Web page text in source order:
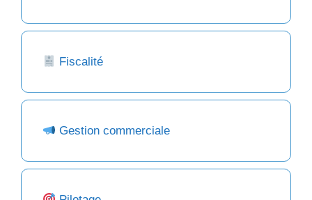
Fiscalité
Gestion commerciale